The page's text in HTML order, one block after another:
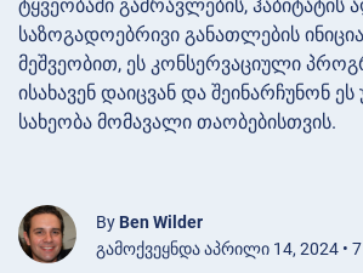
ტყვეობაში გამრავლების, ჰაბიტატის
საზოგადოებრივი განათლების
მეშვეობით, ეს კონსერვაციული
ისახავენ დაიცვან და შეინარჩუნონ
სახეობა მომავალი თაობებისთვის.
By Ben Wilder
გამოქვეყნდა აპრილი 14, 2024 •